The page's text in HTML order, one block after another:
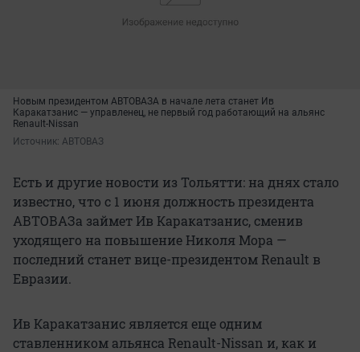
Новым президентом АВТОВАЗА в начале лета станет Ив
Каракатзанис — управленец, не первый год работающий на альянс
Renault-Nissan
Источник: АВТОВАЗ
Есть и другие новости из Тольятти: на днях стало
известно, что с 1 июня должность президента
АВТОВАЗа займет Ив Каракатзанис, сменив
уходящего на повышение Николя Мора —
последний станет вице-президентом Renault в
Евразии.
Ив Каракатзанис является еще одним
ставленником альянса Renault-Nissan и, как и